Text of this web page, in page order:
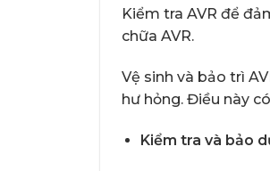
Kiểm tra AVR để
chữa AVR.
Vệ sinh và bảo trì
hư hỏng. Điều này
Kiểm tra và bảo